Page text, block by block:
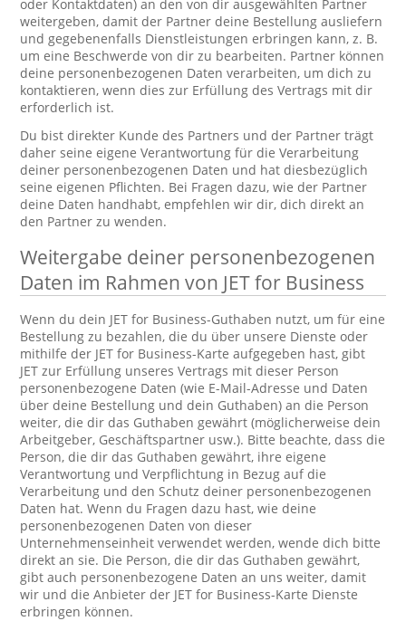
oder Kontaktdaten) an den von dir ausgewählten Partner
weitergeben, damit der Partner deine Bestellung ausliefern
und gegebenenfalls Dienstleistungen erbringen kann, z. B.
um eine Beschwerde von dir zu bearbeiten. Partner können
deine personenbezogenen Daten verarbeiten, um dich zu
kontaktieren, wenn dies zur Erfüllung des Vertrags mit dir
erforderlich ist.
Du bist direkter Kunde des Partners und der Partner trägt
daher seine eigene Verantwortung für die Verarbeitung
deiner personenbezogenen Daten und hat diesbezüglich
seine eigenen Pflichten. Bei Fragen dazu, wie der Partner
deine Daten handhabt, empfehlen wir dir, dich direkt an
den Partner zu wenden.
Weitergabe deiner personenbezogenen
Daten im Rahmen von JET for Business
Wenn du dein JET for Business-Guthaben nutzt, um für eine
Bestellung zu bezahlen, die du über unsere Dienste oder
mithilfe der JET for Business-Karte aufgegeben hast, gibt
JET zur Erfüllung unseres Vertrags mit dieser Person
personenbezogene Daten (wie E-Mail-Adresse und Daten
über deine Bestellung und dein Guthaben) an die Person
weiter, die dir das Guthaben gewährt (möglicherweise dein
Arbeitgeber, Geschäftspartner usw.). Bitte beachte, dass die
Person, die dir das Guthaben gewährt, ihre eigene
Verantwortung und Verpflichtung in Bezug auf die
Verarbeitung und den Schutz deiner personenbezogenen
Daten hat. Wenn du Fragen dazu hast, wie deine
personenbezogenen Daten von dieser
Unternehmenseinheit verwendet werden, wende dich bitte
direkt an sie. Die Person, die dir das Guthaben gewährt,
gibt auch personenbezogene Daten an uns weiter, damit
wir und die Anbieter der JET for Business-Karte Dienste
erbringen können.